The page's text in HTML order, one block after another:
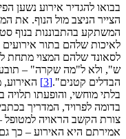
בבואו להגדיר אירוע נשען
הצייר הניצב מול הנוף. את
המשתקע בהתבוננות בנוף
לאיכות שלהם בתור
לסאונד שלהם המצוי מתחת
ש", ולא ל"מה שקרה" – תובע
הבדלים קטנים".[3]
האירוע,
בלתי מוחשי, והופעתו
בדומה לפרויד, המדריך
צורת הקשב הראויה למטופל
אמירתם היא האירוע – כך גם